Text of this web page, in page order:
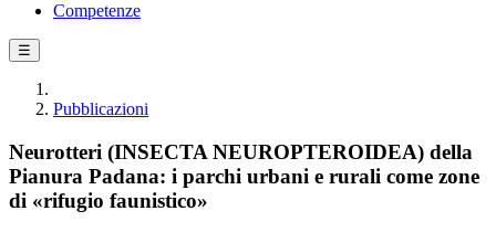
Competenze
☰
Pubblicazioni
Neurotteri (INSECTA NEUROPTEROIDEA) della
Pianura Padana: i parchi urbani e rurali come zone
di «rifugio faunistico»